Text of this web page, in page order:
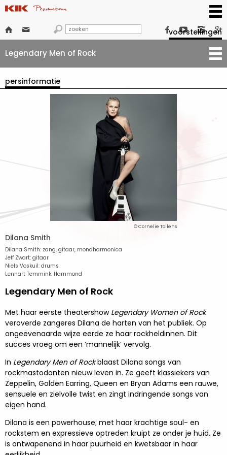
      
voorstellingen
Legendary Men of Rock
persinformatie
© Cornelie Tollens
Dilana Smith
Dilana Smith: zang, gitaar, mondharmonica
Jeff Zwart: gitaar
Niels Voskuil: drums
Lennart Temmink: Hammond
Legendary Men of Rock
Met haar eerste theatershow Legendary Women of Rock
veroverde zangeres Dilana de harten van het publiek. Op
ongeëvenaarde wijze eerde ze haar rockheldinnen. Dit
succes vroeg om een ‘mannelijk’ vervolg.
In Legendary Men of Rockblaast Dilana songs van
rockmastodonten nieuw leven in. Ze geeft klassiekers van
Zeppelin, Golden Earring, Queen en Bryan Adams een rauwe,
sensuele en zielvolle twist en zingt indringende songs van
eigen hand.
Dilana is een powerhouse; met haar krachtige soul- en
rockstem en expressieve optreden kruipt ze onder je huid. Ze
is ontwapenend in haar puurheid en kwetsbaar in haar